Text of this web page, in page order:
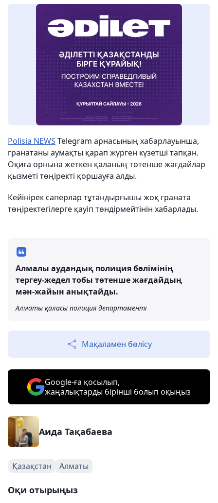
Polisia NEWS Telegram арнасының хабарлауынша,
гранатаны аумақты қарап жүрген күзетші тапқан.
Оқиға орнына жеткен қаланың төтенше жағдайлар
қызметі төңіректі қоршауға алды.
Кейінірек саперлар тұтандырғышы жоқ граната
төңіректегілерге қауіп төндірмейтінін хабарлады.
Алмалы аудандық полиция бөлімінің
тергеу-жедел тобы төтенше жағдайдың
мән-жайын анықтайды.
Алматы қаласы полиция департаменті
Мақаламен бөлісу
Google-ға қосылып,
жаңалықтарды бірінші болып оқыңыз
Аида Тақабаева
Қазақстан Алматы
Оқи отырыңыз